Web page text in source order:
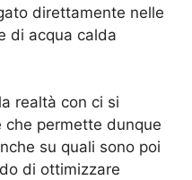
direttamente nelle
di acqua calda
realtà con ci si
che permette dunque
su quali sono poi
di ottimizzare